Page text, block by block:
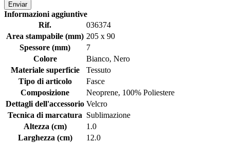
Enviar
Informazioni aggiuntive
Rif.
036374
Area stampabile (mm) 205 x 90
Spessore (mm)
7
Colore
Bianco, Nero
Materiale superficie
Tessuto
Tipo di articolo
Fasce
Composizione
Neoprene, 100% Poliestere
Dettagli dell'accessorio Velcro
Tecnica di marcatura Sublimazione
Altezza (cm)
1.0
Larghezza (cm)
12.0